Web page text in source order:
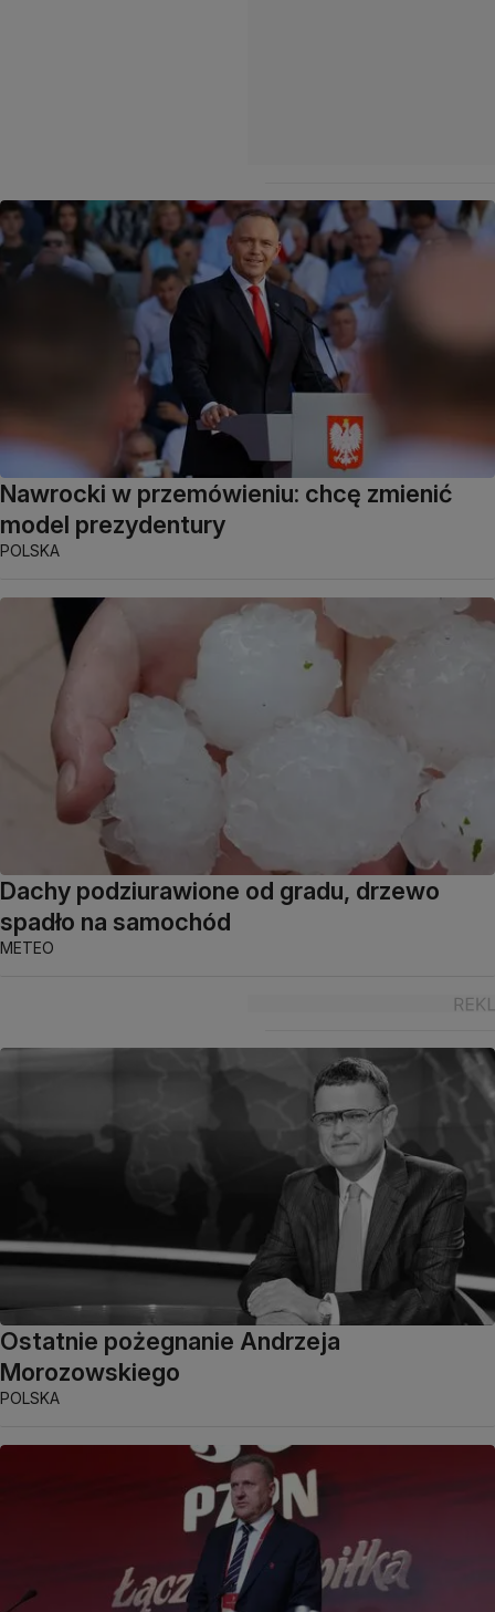
Nawrocki w przemówieniu: chcę zmienić
model prezydentury
POLSKA
Dachy podziurawione od gradu, drzewo
spadło na samochód
METEO
Ostatnie pożegnanie Andrzeja
Morozowskiego
POLSKA